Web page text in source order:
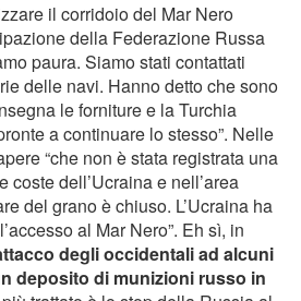
il corridoio del Mar Nero
della Federazione Russa
paura. Siamo stati contattati
delle navi. Hanno detto che sono
le forniture e la Turchia
a continuare lo stesso”. Nelle
“che non è stata registrata una
coste dell’Ucraina e nell’area
del grano è chiuso. L’Ucraina ha
al Mar Nero”. Eh sì, in
degli occidentali ad alcuni
deposito di munizioni russo in